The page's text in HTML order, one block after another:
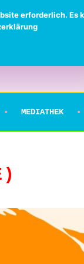
MEDIATHEK
erforderlich. Es